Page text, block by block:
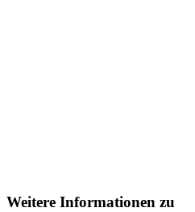
Weitere Informationen zu